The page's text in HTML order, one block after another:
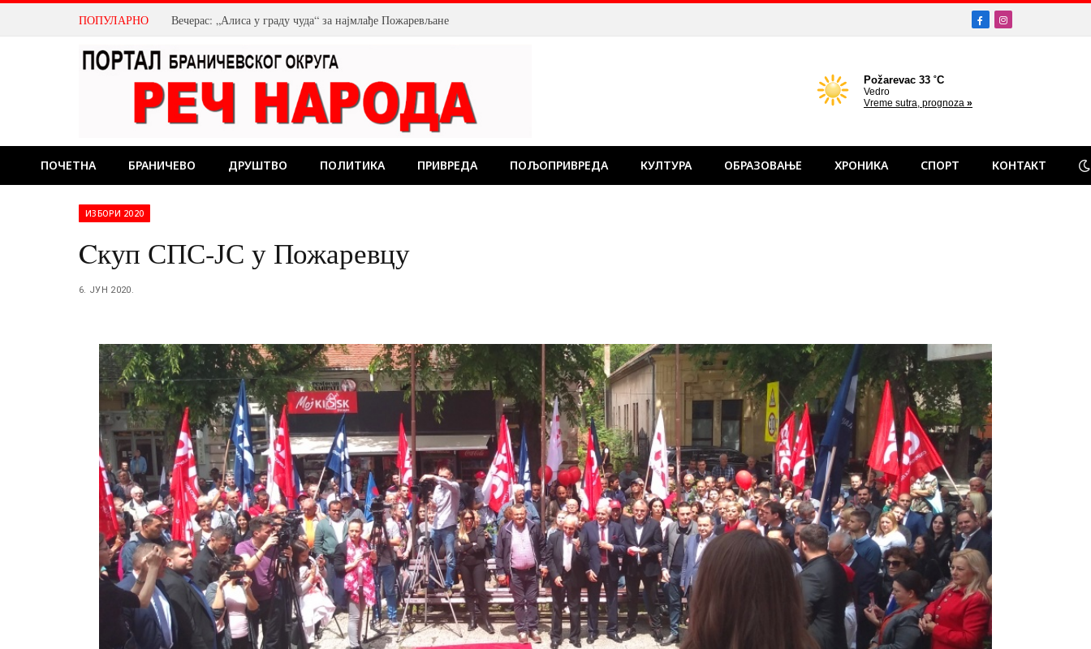
ПОПУЛАРНО Како да пријавите стање водомера? FacebookInstagram
ПОЧЕТНА БРАНИЧЕВО ДРУШТВО ПОЛИТИКА ПРИВРЕДА ПОЉОПРИВРЕДА КУЛТУРА ОБРАЗОВАЊЕ ХРОНИКА СПОРТ КОНТАКТ
ИЗБОРИ 2020
Cкуп СПС-ЈС у Пожаревцу
6. ЈУН 2020.